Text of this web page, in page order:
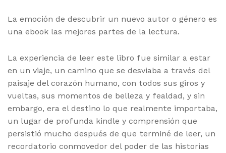
La emoción de descubrir un nuevo autor o género es
una ebook las mejores partes de la lectura.
La experiencia de leer este libro fue similar a estar
en un viaje, un camino que se desviaba a través del
paisaje del corazón humano, con todos sus giros y
vueltas, sus momentos de belleza y fealdad, y sin
embargo, era el destino lo que realmente importaba,
un lugar de profunda kindle y comprensión que
persistió mucho después de que terminé de leer, un
recordatorio conmovedor del poder de las historias